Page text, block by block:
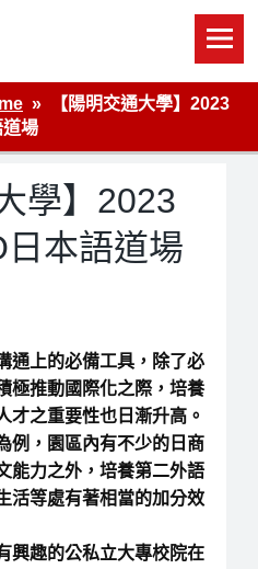
【陽明交通大學】2023
場
學】2023
本語道場
通上的必備工具，除了必
極推動國際化之際，培養
才之重要性也日漸升高。
例，園區內有不少的日商
能力之外，培養第二外語
活等處有著相當的加分效
興趣的公私立大專校院在